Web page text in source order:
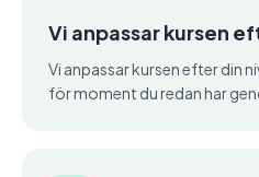
Vi anpassar kursen
Vi anpassar kursen efter din
för moment du redan har